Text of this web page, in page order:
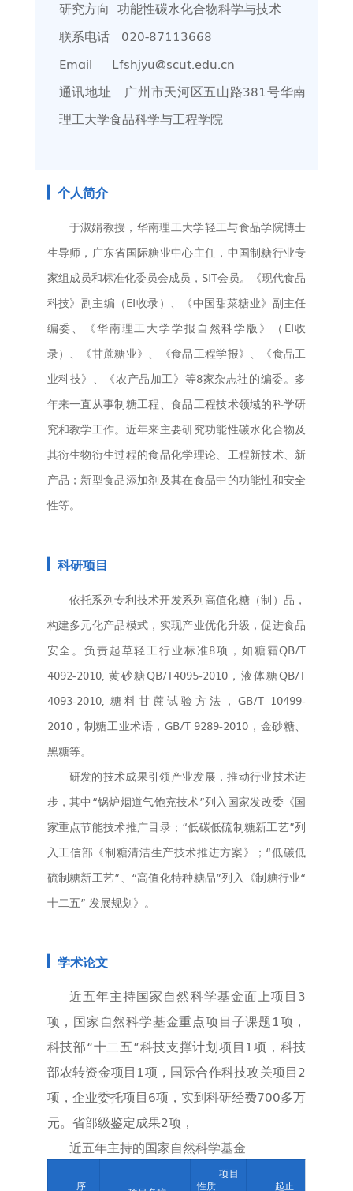
研究方向 功能性碳水化合物科学与技术
联系电话020-87113668
Email Lfshjyu@scut.edu.cn
通讯地址
广州市天河区五山路381号华南
理工大学食品科学与工程学院
个人简介
于淑娟教授，华南理工大学轻工与食品学院博士
生导师，广东省国际糖业中心主任，中国制糖行业专
家组成员和标准化委员会成员，SIT会员。《现代食品
科技》副主编（EI收录）、《中国甜菜糖业》副主任
编委、《华南理工大学学报自然科学版》（EI收
录）、《甘蔗糖业》、《食品工程学报》、《食品工
业科技》、《农产品加工》等8家杂志社的编委。多
年来一直从事制糖工程、食品工程技术领域的科学研
究和教学工作。近年来主要研究功能性碳水化合物及
其衍生物衍生过程的食品化学理论、工程新技术、新
产品；新型食品添加剂及其在食品中的功能性和安全
性等。
科研项目
依托系列专利技术开发系列高值化糖（制）品，
构建多元化产品模式，实现产业优化升级，促进食品
安全。负责起草轻工行业标准8项，如糖霜QB/T
4092-2010, 黄砂糖QB/T4095-2010，液体糖QB/T
4093-2010, 糖料甘蔗试验方法，GB/T 10499-
2010，制糖工业术语，GB/T 9289-2010，金砂糖、
黑糖等。
研发的技术成果引领产业发展，推动行业技术进
步，其中“锅炉烟道气饱充技术”列入国家发改委《国
家重点节能技术推广目录；“低碳低硫制糖新工艺”列
入工信部《制糖清洁生产技术推进方案》；“低碳低
硫制糖新工艺”、“高值化特种糖品”列入《制糖行业“
十二五” 发展规划》。
学术论文
近五年主持国家自然科学基金面上项目3
项，国家自然科学基金重点项目子课题1项，
科技部“十二五”科技支撑计划项目1项，科技
部农转资金项目1项，国际合作科技攻关项目2
项，企业委托项目6项，实到科研经费700多万
元。省部级鉴定成果2项，
近五年主持的国家自然科学基金
序
项目
性质
起止